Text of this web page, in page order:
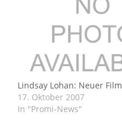
Lindsay Lohan: Neuer Film
17. Oktober 2007
In "Promi-News"